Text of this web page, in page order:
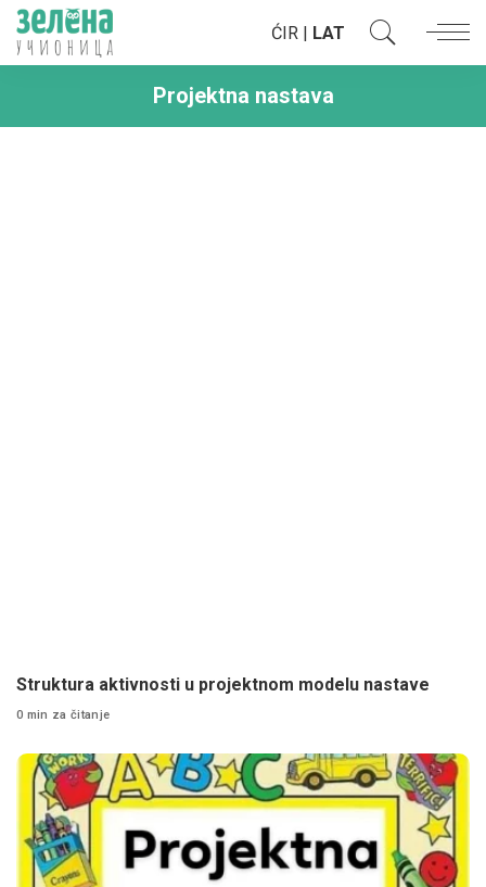
ĆIR | LAT
Projektna nastava
Struktura aktivnosti u projektnom modelu nastave
0 min za čitanje